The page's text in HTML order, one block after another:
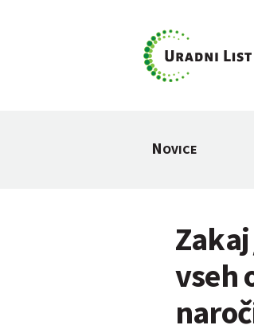
NOVICE
vseh